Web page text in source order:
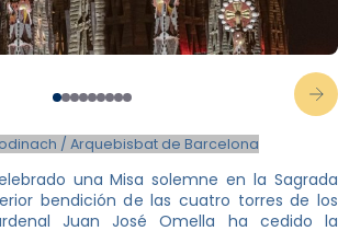
/ Arquebisbat de Barcelona
una Misa solemne en la Sagrada
bendición de las cuatro torres de los
Juan José Omella ha cedido la